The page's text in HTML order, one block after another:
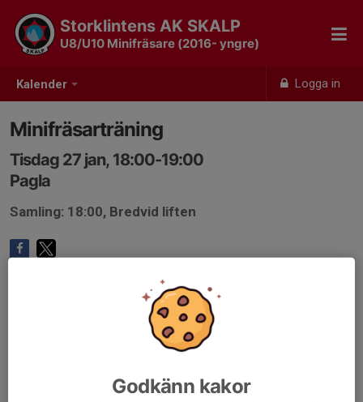
Kalender Logga in
Storklintens AK SKALP
U8/U10 Minifräsare (2016- yngre)
Minifräsarträning
Tisdag 27 jan, 18:00-19:00
Pagla
Samling: 18:00, Bredvid liften
Godkänn kakor